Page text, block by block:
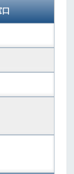
口